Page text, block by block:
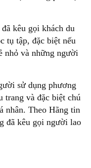
kêu gọi khách du
tụ tập, đặc biệt nếu
nhỏ và những người
sử dụng phương
trang và đặc biệt chú
nhân. Theo Hãng tin
đã kêu gọi người lao